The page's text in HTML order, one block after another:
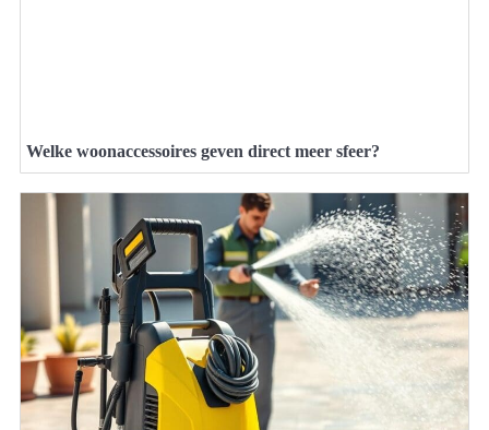
Welke woonaccessoires geven direct meer sfeer?